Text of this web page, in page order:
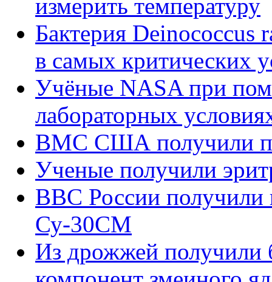
измерить температуру
Бактерия Deinococcus
в самых критических
Учёные NASA при
лабораторных
ВМС США получили
Ученые получили
ВВС России получили
Су-30СМ
Из дрожжей получили